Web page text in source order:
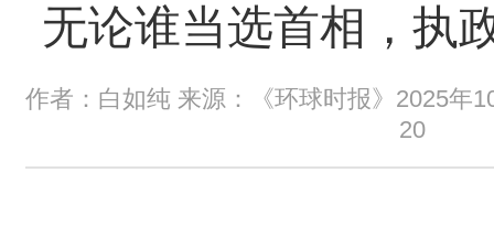
无论谁当选首相，执
作者：白如纯 来源：《环球时报》2025年
20